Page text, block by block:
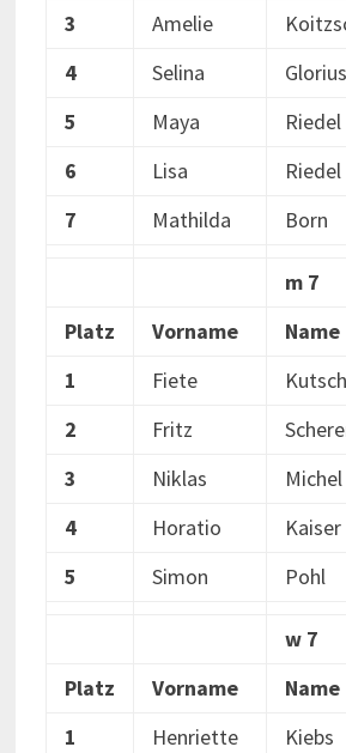
3 Amelie
4
Selina Glorius
5
Maya Riedel
6
Lisa Riedel
7
Mathilda Born
m 7
Platz
Vorname Name
1
Fiete
2
Fritz
3
Niklas Michel
4
Horatio Kaiser
5
Simon Pohl
w 7
Platz
Vorname Name
1
Henriette Kiebs